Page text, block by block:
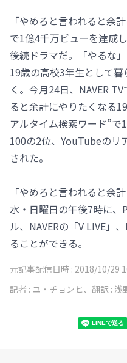
「やめろと言われると余
で1億4千万ビューを達成
後続ドラマだ。「やるな
19歳の高校3年生として
く。今月24日、NAVER
ると余計にやりたくなる
アルタイム検索ワード”で
100の2位、YouTubeのリ
された。
「やめろと言われると余
水・日曜日の午後7時に、
ル、NAVERの「V LIVE」
ることができる。
元記事配信日時 : 2018/10/29
記者 : ユ・チョンヒ、翻訳 : 浅